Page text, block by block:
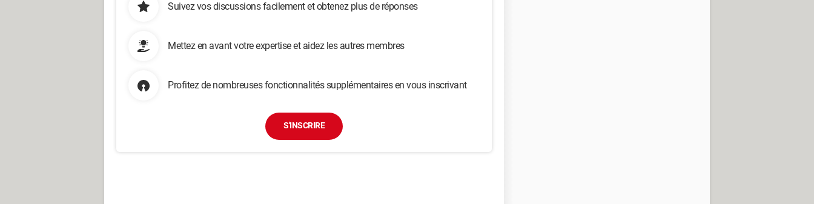
Suivez vos discussions facilement et obtenez plus de réponses
Mettez en avant votre expertise et aidez les autres membres
Profitez de nombreuses fonctionnalités supplémentaires en vous inscrivant
S'INSCRIRE